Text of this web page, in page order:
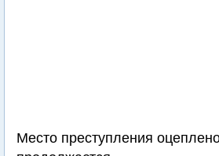
Место преступления